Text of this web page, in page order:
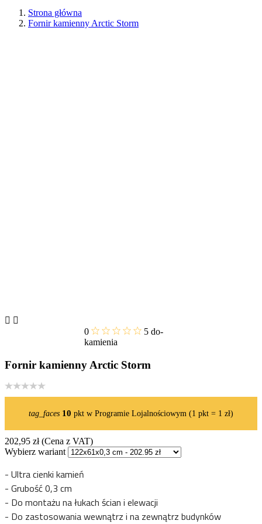
Strona główna
Fornir kamienny Arctic Storm
 
0
5 do-
kamienia
Fornir kamienny Arctic Storm
tag_faces 10 pkt w Programie Lojalnościowym (1 pkt = 1 zł)
202,95 zł (Cena z VAT)
Wybierz wariant
- Ultra cienki kamień
- Grubość 0,3 cm
- Do montażu na łukach ścian i elewacji
- Do zastosowania wewnątrz i na zewnątrz budynków